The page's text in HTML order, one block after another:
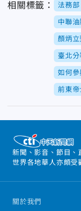
相關標籤： 法務部
中聯油
顏炳
臺北
如何
前東
新聞、影音、節目、
世界各地華人亦頗受
關於我們